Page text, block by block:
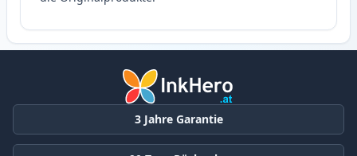
3 Jahre Garantie